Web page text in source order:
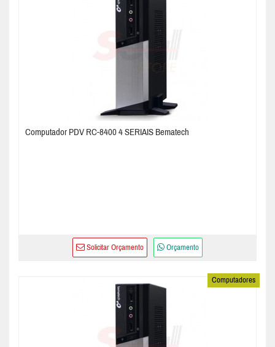
Computador PDV RC-8400 4 SERIAIS Bematech
Solicitar Orçamento Orçamento
Computadores